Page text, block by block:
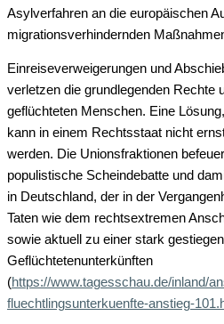
Asylverfahren an die europäischen
migrationsverhindernden
Einreiseverweigerungen und
verletzen die grundlegenden Rechte
geflüchteten Menschen. Eine
kann in einem Rechtsstaat nicht
werden. Die Unionsfraktionen
populistische Scheindebatte und
in Deutschland, der in der
Taten wie dem rechtsextremen
sowie aktuell zu einer stark
Geflüchtetenunterkünften
(https://www.tagesschau.de/inland/
fluechtlingsunterkuenfte-anstieg-